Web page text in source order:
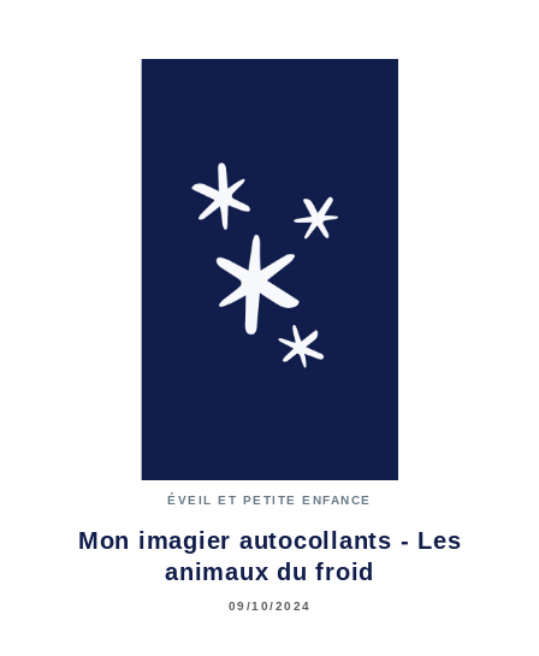
ÉVEIL ET PETITE ENFANCE
Mon imagier autocollants - Les
animaux du froid
09/10/2024